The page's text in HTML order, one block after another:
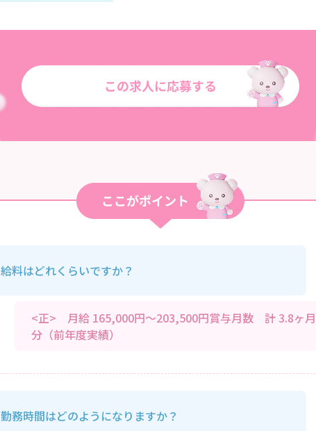
給料はどれくらいですか？
<正> 月給 165,000円～203,500円賞与月数 計 3.8ヶ月
分（前年度実績）
勤務時間はどのようになりますか？